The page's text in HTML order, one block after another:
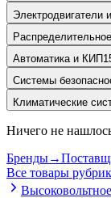
Электродвигатели
Автоматика и КИП
Системы
Климатические
Ничего не
Бренды→
Все товары